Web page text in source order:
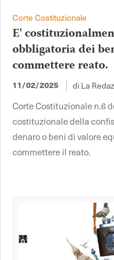
Corte Costituzionale
E'
obbligatoria dei
commettere reato.
11/02/2025 di La
Corte Costituzionale n.6
costituzionale della
denaro o beni di valore
commettere il reato.